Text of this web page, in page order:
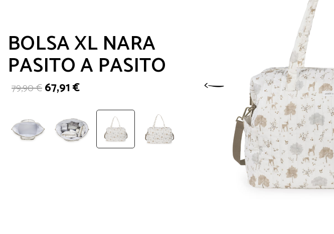
BOLSA XL NARA
PASITO A PASITO
79,90€El
precio
79,90 €.
67,91€Elprecio
67,91 €.